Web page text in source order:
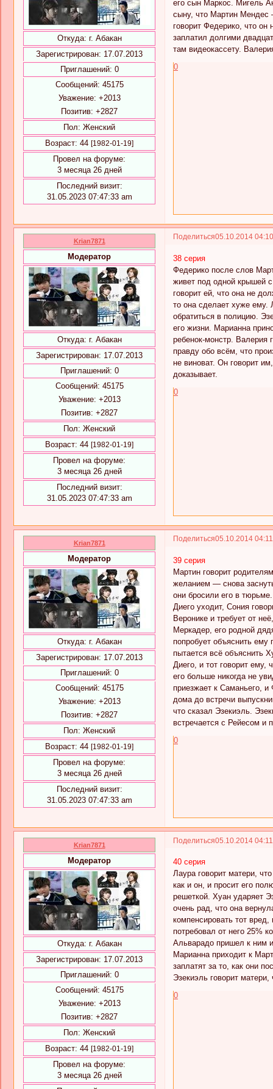
Откуда: г. Абакан
Зарегистрирован: 17.07.2013
Приглашений: 0
Сообщений: 45175
Уважение: +2013
Позитив: +2827
Пол: Женский
Возраст: 44 [1982-01-19]
Провел на форуме:
3 месяца 26 дней
Последний визит:
31.05.2023 07:47:33 am
его сын Маркос. Мигель
сыну, что Мартин Мендес
говорит Федерико, что он
заплатил долгими
там видеокассету.
0
Поделиться05.10.2014
Krian7871
Модератор
Откуда: г. Абакан
Зарегистрирован: 17.07.2013
Приглашений: 0
Сообщений: 45175
Уважение: +2013
Позитив: +2827
Пол: Женский
Возраст: 44 [1982-01-19]
Провел на форуме:
3 месяца 26 дней
Последний визит:
31.05.2023 07:47:33 am
38 серия
Федерико после слов
живет под одной крышей
говорит ей, что она не
то она сделает хуже ему.
обратиться в полицию.
его жизни. Марианна
ребенок-монстр. Валерия
правду обо всём, что
не виноват. Он говорит
доказывает.
0
Поделиться05.10.2014
Krian7871
Модератор
Откуда: г. Абакан
Зарегистрирован: 17.07.2013
Приглашений: 0
Сообщений: 45175
Уважение: +2013
Позитив: +2827
Пол: Женский
Возраст: 44 [1982-01-19]
Провел на форуме:
3 месяца 26 дней
Последний визит:
31.05.2023 07:47:33 am
39 серия
Мартин говорит
желанием — снова
они бросили его в
Диего уходит, Сония
Веронике и требует от
Меркадер, его родной
попробует объяснить
пытается всё объяснить
Диего, и тот говорит ему,
его больше никогда не
приезжает к Саманьего, и
дома до встречи
что сказал Эзекиэль.
встречается с Рейесом и
0
Поделиться05.10.2014
Krian7871
Модератор
Откуда: г. Абакан
Зарегистрирован: 17.07.2013
Приглашений: 0
Сообщений: 45175
Уважение: +2013
Позитив: +2827
Пол: Женский
Возраст: 44 [1982-01-19]
Провел на форуме:
3 месяца 26 дней
40 серия
Лаура говорит матери,
как и он, и просит его
решеткой. Хуан ударяет
очень рад, что она
компенсировать тот
потребовал от него 25%
Альварадо пришел к ним
Марианна приходит к
заплатят за то, как они
Эзекиэль говорит
0